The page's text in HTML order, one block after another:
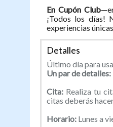
En Cupón Club
¡Todos los días!
experiencias
Detalles
Último día para
Un par de detalles:
Cita:Realiza tu
citas deberás
Horario:Lunes a